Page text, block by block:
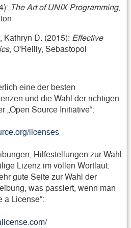
The Art of UNIX Programming,
Kathryn D. (2015): Effective
, O'Reilly, Sebastopol
eine der besten
und die Wahl der richtigen
„Open Source Initiative“:
licenses
Hilfestellungen zur Wahl
Lizenz im vollen Wortlaut.
gute Seite zur Wahl der
was passiert, wenn man
a License“: